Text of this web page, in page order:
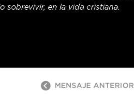
sobrevivir, en la vida cristiana.
MENSAJE ANTERIOR